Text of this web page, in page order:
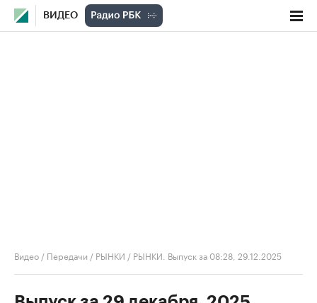
ВИДЕО
Видео / Передачи / РЫНКИ / РЫНКИ. Выпуск за 08:28, 29.12.2025